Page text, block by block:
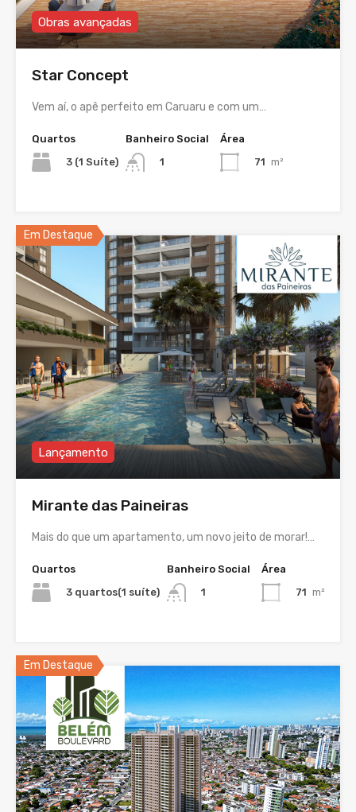
Obras avançadas
Star Concept
Vem aí, o apê perfeito em Caruaru e com um…
Quartos
3 (1 Suíte)
Banheiro Social
1
Área
71 m²
Em Destaque
Lançamento
Mirante das Paineiras
Mais do que um apartamento, um novo jeito de morar!…
Quartos
3 quartos(1 suíte)
Banheiro Social
1
Área
71 m²
Em Destaque